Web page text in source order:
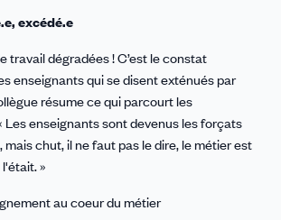
excédé.e
travail dégradées ! C’est le constat
enseignants qui se disent exténués par
résume ce qui parcourt les
Les enseignants sont devenus les forçats
mais chut, il ne faut pas le dire, le métier est
l'était. »
au coeur du métier